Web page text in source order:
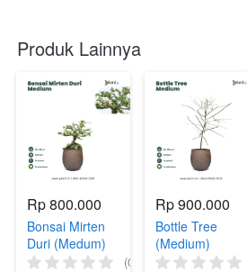
Produk Lainnya
Rp 800.000
Bonsai Mirten
Duri (Medum)
(0)
Rp 900.000
Bottle Tree
(Medium)